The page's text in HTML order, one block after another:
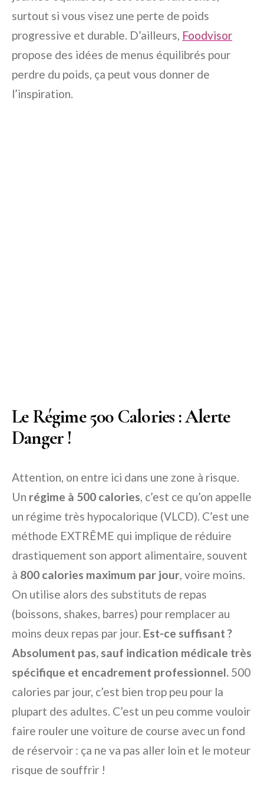
surtout si vous visez une perte de poids
progressive et durable. D’ailleurs, Foodvisor
propose des idées de menus équilibrés pour
perdre du poids, ça peut vous donner de
l’inspiration.
Le Régime 500 Calories : Alerte
Danger !
Attention, on entre ici dans une zone à risque.
Un régime à 500 calories , c’est ce qu’on appelle
un régime très hypocalorique (VLCD). C’est une
méthode EXTRÊME qui implique de réduire
drastiquement son apport alimentaire, souvent
à 800 calories maximum par jour , voire moins.
On utilise alors des substituts de repas
(boissons, shakes, barres) pour remplacer au
moins deux repas par jour. Est-ce suffisant ?
Absolument pas, sauf indication médicale très
spécifique et encadrement professionnel. 500
calories par jour, c’est bien trop peu pour la
plupart des adultes. C’est un peu comme vouloir
faire rouler une voiture de course avec un fond
de réservoir : ça ne va pas aller loin et le moteur
risque de souffrir !